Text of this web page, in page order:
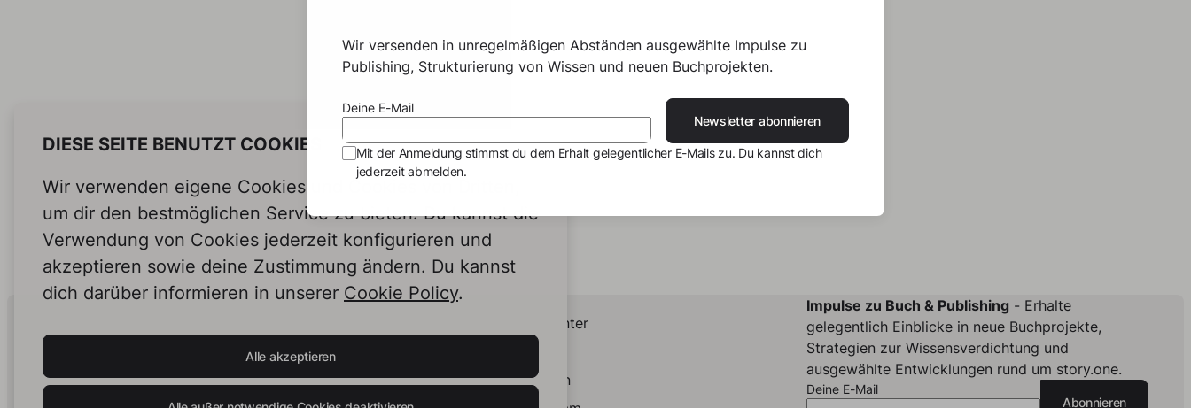
DIESE SEITE BENUTZT COOKIES
Wir verwenden eigene Cookies und Cookies von Dritten,
um dir den bestmöglichen Service zu bieten. Du kannst die
Verwendung von Cookies jederzeit konfigurieren und
akzeptieren sowie deine Zustimmung ändern. Du kannst
dich darüber informieren in unserer Cookie Policy.
Alle akzeptieren
Human Intelligence.
In Print.
Impulse zu Buch & Publishing- Erhalte
gelegentlich Einblicke in neue Buchprojekte,
Strategien zur Wissensverdichtung und
ausgewählte Entwicklungen rund um story.one.
Deine E-Mail
Abonnieren
Helpcenter
LinkedIn
Wir versenden in unregelmäßigen Abständen ausgewählte Impulse zu
Publishing, Strukturierung von Wissen und neuen Buchprojekten.
Deine E-Mail
Newsletter abonnieren
Mit der Anmeldung stimmst du dem Erhalt gelegentlicher E-Mails zu. Du kannst dich
jederzeit abmelden.